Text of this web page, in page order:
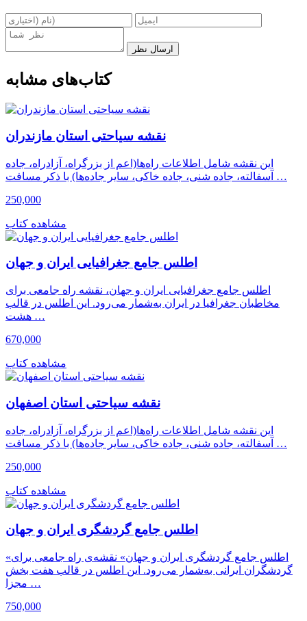
ارسال نظر
کتاب‌های مشابه
نقشه سیاحتی استان مازندران
این نقشه شامل اطلاعات راه‌ها(اعم از بزرگراه، آزادراه، جاده
آسفالته، جاده شنی، جاده خاکی، سایر جاده‌ها) با ذکر مسافت …
250,000
مشاهده کتاب
اطلس جامع جغرافیایی ایران و جهان
اطلس جامع جغرافیایی ایران و جهان، نقشه راه جامعی برای
مخاطبان جغرافیا در ایران به‌شمار می‌رود. این اطلس در قالب
هشت …
670,000
مشاهده کتاب
نقشه سیاحتی استان اصفهان
این نقشه شامل اطلاعات راه‌ها(اعم از بزرگراه، آزادراه، جاده
آسفالته، جاده شنی، جاده خاکی، سایر جاده‌ها) با ذکر مسافت …
250,000
مشاهده کتاب
اطلس جامع گردشگری ایران و جهان
«اطلس جامع گردشگری ایران و جهان» نقشه‌ی راه جامعی برای
گردشگران ایرانی به‌شمار می‌رود. این اطلس در قالب هفت بخش
مجزا …
750,000